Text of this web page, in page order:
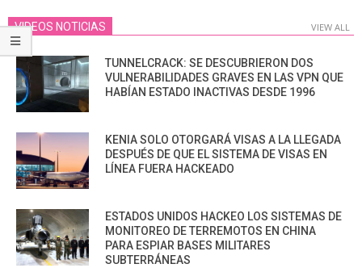
VIDEOS NOTICIAS VIEW ALL
TUNNELCRACK: SE DESCUBRIERON DOS
VULNERABILIDADES GRAVES EN LAS VPN QUE
HABÍAN ESTADO INACTIVAS DESDE 1996
KENIA SOLO OTORGARÁ VISAS A LA LLEGADA
DESPUÉS DE QUE EL SISTEMA DE VISAS EN
LÍNEA FUERA HACKEADO
ESTADOS UNIDOS HACKEO LOS SISTEMAS DE
MONITOREO DE TERREMOTOS EN CHINA
PARA ESPIAR BASES MILITARES
SUBTERRÁNEAS